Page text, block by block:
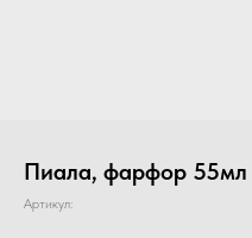
Пиала, фарфор 55мл
Артикул: